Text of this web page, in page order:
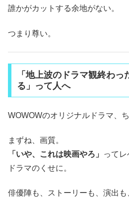
誰かがカットする余地がない。
つまり尊い。
「地上波のドラマ観終わ
る」って人へ
WOWOWのオリジナルドラマ、
まずね、画質。
「いや、これは映画やろ」
ってレ
ドラマのくせに。
俳優陣も、ストーリーも、演出も